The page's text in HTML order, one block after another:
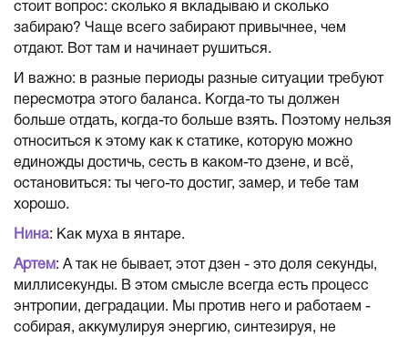
стоит вопрос: сколько я вкладываю и сколько
забираю? Чаще всего забирают привычнее, чем
отдают. Вот там и начинает рушиться.
И важно: в разные периоды разные ситуации требуют
пересмотра этого баланса. Когда-то ты должен
больше отдать, когда-то больше взять. Поэтому нельзя
относиться к этому как к статике, которую можно
единожды достичь, сесть в каком-то дзене, и всё,
остановиться: ты чего-то достиг, замер, и тебе там
хорошо.
Нина: Как муха в янтаре.
Артем : А так не бывает, этот дзен - это доля секунды,
миллисекунды. В этом смысле всегда есть процесс
энтропии, деградации. Мы против него и работаем -
собирая, аккумулируя энергию, синтезируя, не